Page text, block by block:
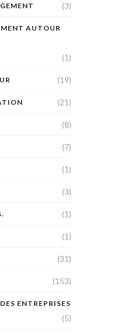
(3)
AUTOUR
(1)
(19)
(21)
(8)
(7)
(1)
(3)
(1)
(1)
(31)
(153)
ENTREPRISES
(5)